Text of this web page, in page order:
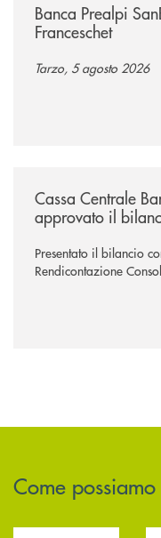
Banca Prealpi
Franceschet
Tarzo, 5 agosto 2026
Cassa Centrale
approvato il
Presentato il bilancio
Rendicontazione
Come possiamo